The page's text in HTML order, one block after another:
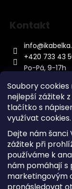
Soubory
nejlepší zážitek
tlačítko s
využívat cookies.
Dejte nám
zážitek při
používáme k
nám pomáhají s
marketingovým
Kontakt
info@
+420 733 43
Po-Pá, 9-17h
Kontakt
Sitemap
Doprava a Platba
Reklamace Zboží
Obchodní